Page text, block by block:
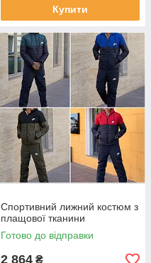
Купити
Спортивний лижний костюм з
плащової тканини
Готово до відправки
2 864 ₴